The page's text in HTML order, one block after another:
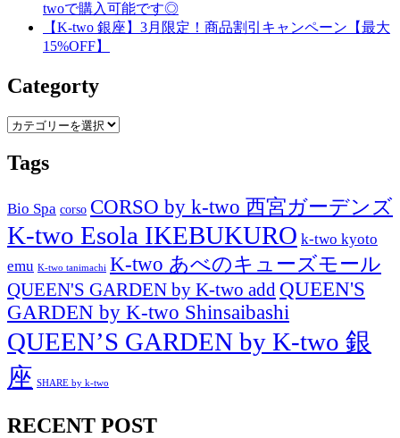
twoで購入可能です◎
【K-two 銀座】3月限定！商品割引キャンペーン【最大
15%OFF】
Categorty
Categorty
Tags
Bio Spa corso CORSO by k-two 西宮ガーデンズ
K-two Esola IKEBUKURO k-two kyoto
emu K-two tanimachi K-two あべのキューズモール
QUEEN'S GARDEN by K-two add QUEEN'S
GARDEN by K-two Shinsaibashi
QUEEN’S GARDEN by K-two 銀
座 SHARE by k-two
RECENT POST